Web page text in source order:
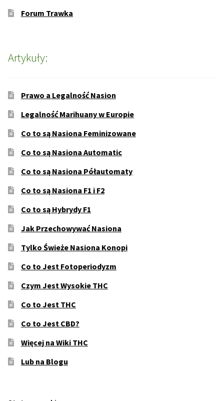
Forum Trawka
Artykuły:
Prawo a Legalność Nasion
Legalność Marihuany w Europie
Co to są Nasiona Feminizowane
Co to są Nasiona Automatic
Co to są Nasiona Półautomaty
Co to są Nasiona F1 i F2
Co to są Hybrydy F1
Jak Przechowywać Nasiona
Tylko Świeże Nasiona Konopi
Co to Jest Fotoperiodyzm
Czym Jest Wysokie THC
Co to Jest THC
Co to Jest CBD?
Więcej na Wiki THC
Lub na Blogu